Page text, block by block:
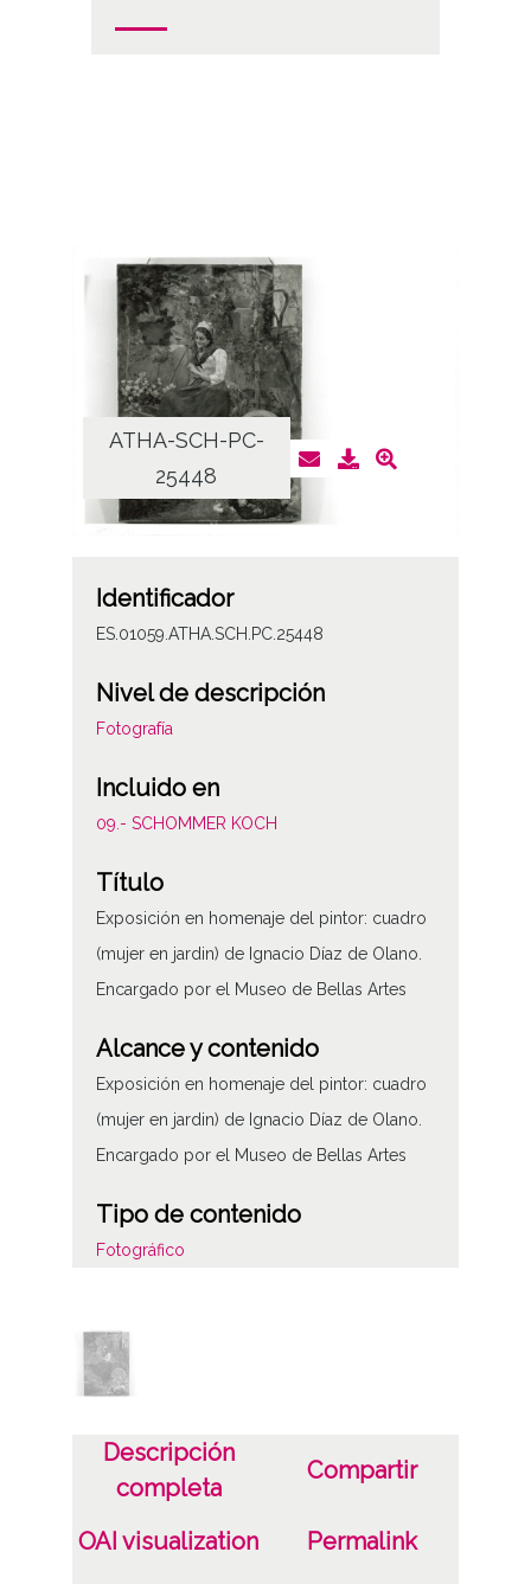
ATHA-SCH-PC-
25448
Identificador
ES.01059.ATHA.SCH.PC.25448
Nivel de descripción
Fotografía
Incluido en
09.- SCHOMMER KOCH
Título
Exposición en homenaje del pintor: cuadro
(mujer en jardin) de Ignacio Díaz de Olano.
Encargado por el Museo de Bellas Artes
Alcance y contenido
Exposición en homenaje del pintor: cuadro
(mujer en jardin) de Ignacio Díaz de Olano.
Encargado por el Museo de Bellas Artes
Tipo de contenido
Fotográfico
C
Fecha
19631116
Descripción
completa
Compartir
OAI visualization Permalink